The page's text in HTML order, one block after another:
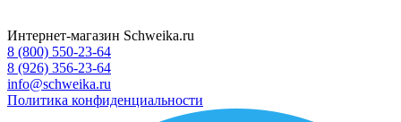
Интернет-магазин Schweika.ru
8 (800) 550-23-64
8 (926) 356-23-64
info@schweika.ru
Политика конфиденциальности